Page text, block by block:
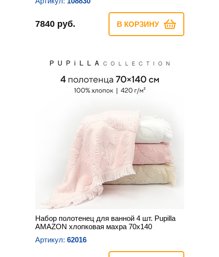
7840 руб. В КОРЗИНУ
Набор полотенец для ванной 4 шт. Pupilla
AMAZON хлопковая махра 70х140
Артикул: 62016